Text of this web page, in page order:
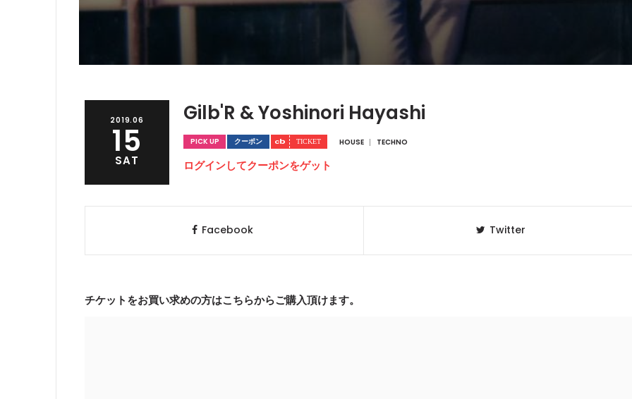
2019.06
15
SAT
Gilb'R & Yoshinori Hayashi
PICK UP クーポン HOUSE TECHNO
ログインしてクーポンをゲット
Facebook Twitter
チケットをお買い求めの方はこちらからご購入頂けます。